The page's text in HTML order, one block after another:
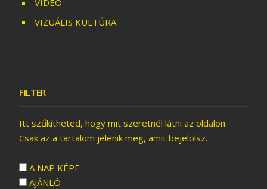
VIZUÁLIS KULTÚRA
FILTER
Itt szűkítheted, hogy mit szeretnél látni az oldalon.
Csak az a tartalom jelenik meg, amit bejelölsz.
A NAP KÉPE
AJÁNLÓ